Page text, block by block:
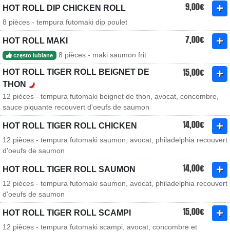
HOT ROLL DIP CHICKEN ROLL 9,00€
8 pièces - tempura futomaki dip poulet
HOT ROLL MAKI 7,00€
często lubiane 8 pièces - maki saumon frit
HOT ROLL TIGER ROLL BEIGNET DE
THON
15,00€
12 pièces - tempura futomaki beignet de thon, avocat, concombre,
sauce piquante recouvert d'oeufs de saumon
HOT ROLL TIGER ROLL CHICKEN 14,00€
12 pièces - tempura futomaki saumon, avocat, philadelphia recouvert
d'oeufs de saumon
HOT ROLL TIGER ROLL SAUMON 14,00€
12 pièces - tempura futomaki saumon, avocat, philadelphia recouvert
d'oeufs de saumon
HOT ROLL TIGER ROLL SCAMPI 15,00€
12 pièces - tempura futomaki scampi, avocat, concombre et